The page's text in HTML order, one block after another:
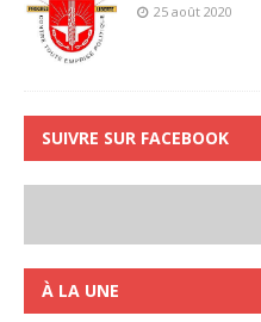
25 août 2020
SUIVRE SUR FACEBOOK
À LA UNE